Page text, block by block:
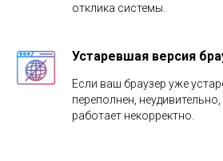
отклика системы.
Устаревшая версия
Если ваш браузер уже
переполнен,
работает некорректно.